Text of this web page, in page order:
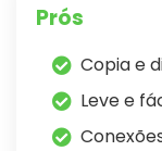
Prós
Copia e
Leve e